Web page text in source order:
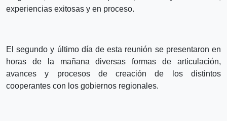
experiencias exitosas y en proceso.
El segundo y último día de esta reunión se presentaron en
horas de la mañana diversas formas de articulación,
avances y procesos de creación de los distintos
cooperantes con los gobiernos regionales.